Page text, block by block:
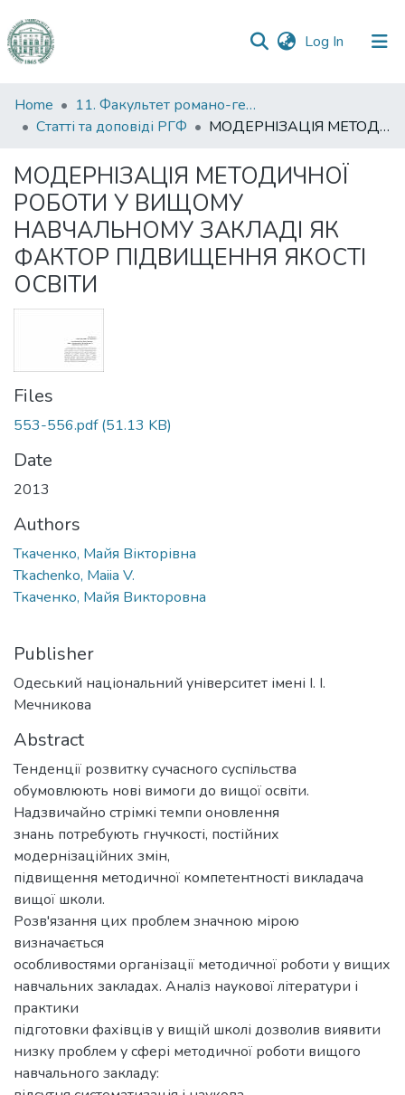
Log In (current)
Communities
&
All of DSpace
Statistics
Home
11. Факультет романо-германської філології
Статті та доповіді РГФ
МОДЕРНІЗАЦІЯ МЕТОДИЧНОЇ РОБОТИ У ВИЩОМУ НАВЧАЛЬНОМУ ЗАКЛАДІ ЯК ФАКТОР ПІДВИЩЕННЯ ЯКОСТІ ОСВІТИ
МОДЕРНІЗАЦІЯ МЕТОДИЧНОЇ
РОБОТИ У ВИЩОМУ
НАВЧАЛЬНОМУ ЗАКЛАДІ ЯК
ФАКТОР ПІДВИЩЕННЯ ЯКОСТІ
ОСВІТИ
Files
553-556.pdf(51.13 KB)
Date
2013
Authors
Ткаченко, Майя Вікторівна
Tkachenko, Maiia V.
Ткаченко, Майя Викторовна
Publisher
Одеський національний університет імені І. І.
Мечникова
Abstract
Тенденції розвитку сучасного суспільства
обумовлюють нові вимоги до вищої освіти.
Надзвичайно стрімкі темпи оновлення
знань потребують гнучкості, постійних
модернізаційних змін,
підвищення методичної компетентності викладача
вищої школи.
Розв'язання цих проблем значною мірою
визначається
особливостями організації методичної роботи у вищих
навчальних закладах. Аналіз наукової літератури і
практики
підготовки фахівців у вищій школі дозволив виявити
низку проблем у сфері методичної роботи вищого
навчального закладу: